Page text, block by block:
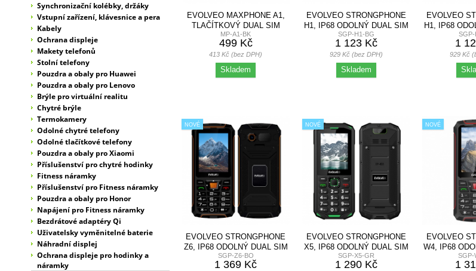
EVOLVEO MAXPHONE A1,
TLAČÍTKOVÝ DUAL SIM
TELEFON, ČERNÝ
MP-A1-BK
499 Kč
413 Kč (bez DPH)
Skladem
EVOLVEO STRONGPHONE
H1, IP68 ODOLNÝ DUAL SIM
TELEFON,...
SGP-H1-BG
1 123 Kč
929 Kč (bez DPH)
Skladem
EVOLVEO
H1, IP68
1
929 Kč
NOVÉ
EVOLVEO STRONGPHONE
Z6, IP68 ODOLNÝ DUAL SIM
TELEFON,...
SGP-Z6-BO
1 369 Kč
NOVÉ
EVOLVEO STRONGPHONE
X5, IP68 ODOLNÝ DUAL SIM
TELEFON,...
SGP-X5-GR
1 290 Kč
NOVÉ
EVOLVEO
W4, IP68
SGP-
1
Synchronizační kolébky, držáky
Vstupní zařízení, klávesnice a pera
Kabely
Ochrana displeje
Makety telefonů
Stolní telefony
Pouzdra a obaly pro Huawei
Pouzdra a obaly pro Lenovo
Brýle pro virtuální realitu
Chytré brýle
Termokamery
Odolné chytré telefony
Odolné tlačítkové telefony
Pouzdra a obaly pro Xiaomi
Příslušenství pro chytré hodinky
Fitness náramky
Příslušenství pro Fitness náramky
Pouzdra a obaly pro Honor
Napájení pro Fitness náramky
Bezdrátové adaptéry Qi
Uživatelsky vyměnitelné baterie
Náhradní displej
Ochrana displeje pro hodinky a
náramky